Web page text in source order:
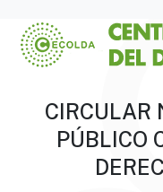
CIRCULAR
PÚBLICO